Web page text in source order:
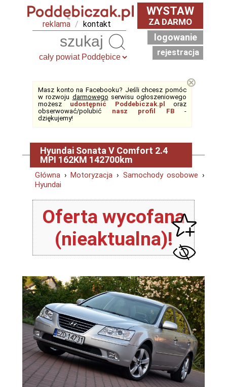
reklama / kontakt
WYSTAW
ZA DARMO
logowanie
rejestracja
Masz konto na Facebooku? Jeśli chcesz pomóc
w rozwoju darmowego serwisu ogłoszeniowego
możesz udostępnić Poddebiczak.pl
oraz
obserwować/polubić nasz profil FB-
dziękujemy!
⊗
Hyundai Sonata V Comfort 2.4
MPI 162KM 142700km
Główna ›Motoryzacja › Samochody osobowe ›
Hyundai
Oferta wycofana
(nieaktualna)!